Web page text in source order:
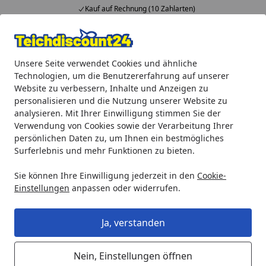
Unsere Seite verwendet Cookies und ähnliche
Technologien, um die Benutzererfahrung auf unserer
Website zu verbessern, Inhalte und Anzeigen zu
personalisieren und die Nutzung unserer Website zu
analysieren. Mit Ihrer Einwilligung stimmen Sie der
Verwendung von Cookies sowie der Verarbeitung Ihrer
persönlichen Daten zu, um Ihnen ein bestmögliches
Surferlebnis und mehr Funktionen zu bieten.
Sie können Ihre Einwilligung jederzeit in den Cookie-
Einstellungen anpassen oder widerrufen.
Ja, verstanden
Nein, Einstellungen öffnen
Kauf auf Rechnung (10 Zahlarten)
Alle Produkte
Mein Konto
Suchen
Startseite
Ubbink HEIKO - Koï Energy Menu 3 mm Pellets - 3 l
Ubbink HEIKO - Koï Energy Menu 3
mm Pellets - 3 l